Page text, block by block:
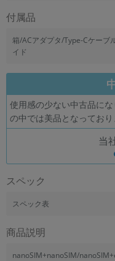
付属品
箱/ACアダプタ/Type-Cケーブ
イド
使用感の少ない中古品に
の中では美品となっており
当
スペック
スペック表
商品説明
nanoSIM+nanoSIM/
商品状態の絞り込み
「新品」「未使用」「中古」など
OS
OSの絞り込み
容量
モニタサイズ